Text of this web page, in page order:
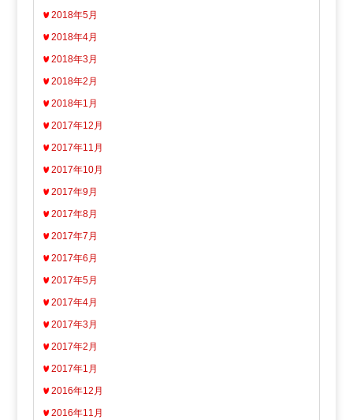
2018年5月
2018年4月
2018年3月
2018年2月
2018年1月
2017年12月
2017年11月
2017年10月
2017年9月
2017年8月
2017年7月
2017年6月
2017年5月
2017年4月
2017年3月
2017年2月
2017年1月
2016年12月
2016年11月